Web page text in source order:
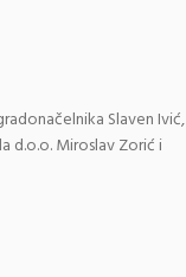
Slaven Ivić,
d.o.o. Miroslav Zorić i